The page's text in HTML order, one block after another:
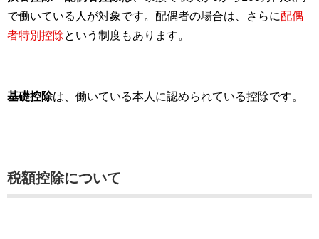
で働いている人が対象です。配偶者の場合は、さらに配偶
者特別控除という制度もあります。
基礎控除は、働いている本人に認められている控除です。
税額控除について